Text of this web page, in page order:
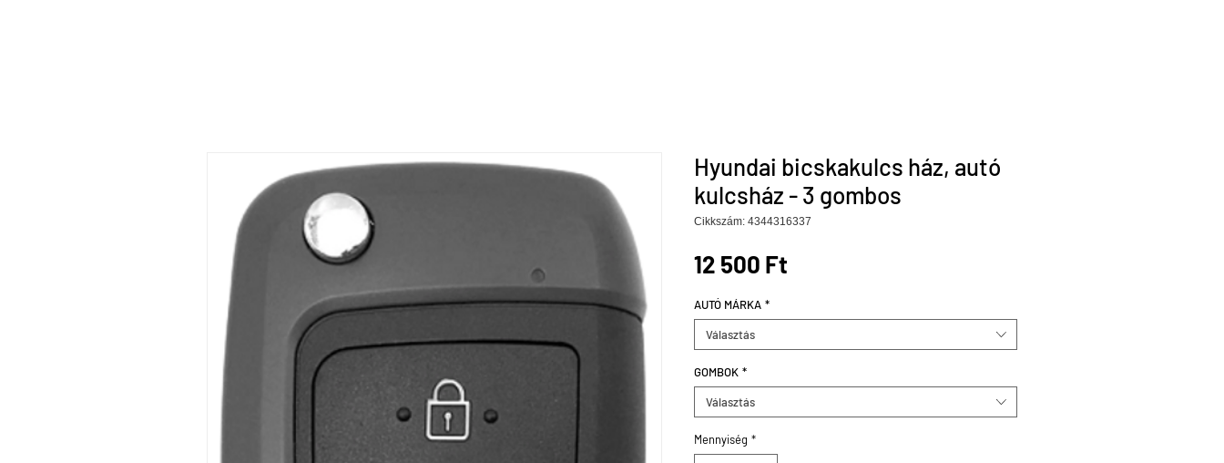
Hyundai bicskakulcs ház, autó
kulcsház - 3 gombos
Cikkszám: 4344316337
12 500 Ft
AUTÓ MÁRKA *
Választás
GOMBOK *
Választás
Mennyiség *